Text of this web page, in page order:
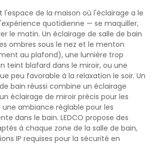
l'espace de la maison où l'éclairage a le
quotidienne — se maquiller,
le matin. Un éclairage de salle de bain
ombres sous le nez et le menton
au plafond), une lumière trop
teint blafard dans le miroir, ou une
peu favorable à la relaxation le soir. Un
bain réussi combine un éclairage
éclairage de miroir précis pour les
une ambiance réglable pour les
dans le bain. LEDCO propose des
à chaque zone de la salle de bain,
IP requises pour la sécurité en